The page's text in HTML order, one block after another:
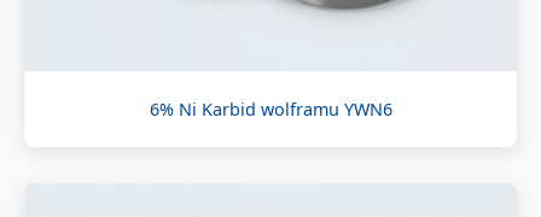
6% Ni Karbid wolframu YWN6